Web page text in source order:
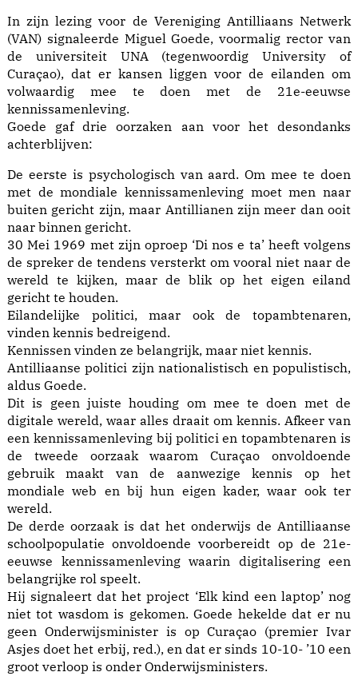
In zijn lezing voor de Vereniging Antilliaans Netwerk
(VAN) signaleerde Miguel Goede, voormalig rector van
de universiteit UNA (tegenwoordig University of
Curaçao), dat er kansen liggen voor de eilanden om
volwaardig mee te doen met de 21e-eeuwse
kennissamenleving.
Goede gaf drie oorzaken aan voor het desondanks
achterblijven:
De eerste is psychologisch van aard. Om mee te doen
met de mondiale kennissamenleving moet men naar
buiten gericht zijn, maar Antillianen zijn meer dan ooit
naar binnen gericht.
30 Mei 1969 met zijn oproep ‘Di nos e ta’ heeft volgens
de spreker de tendens versterkt om vooral niet naar de
wereld te kijken, maar de blik op het eigen eiland
gericht te houden.
Eilandelijke politici, maar ook de topambtenaren,
vinden kennis bedreigend.
Kennissen vinden ze belangrijk, maar niet kennis.
Antilliaanse politici zijn nationalistisch en populistisch,
aldus Goede.
Dit is geen juiste houding om mee te doen met de
digitale wereld, waar alles draait om kennis. Afkeer van
een kennissamenleving bij politici en topambtenaren is
de tweede oorzaak waarom Curaçao onvoldoende
gebruik maakt van de aanwezige kennis op het
mondiale web en bij hun eigen kader, waar ook ter
wereld.
De derde oorzaak is dat het onderwijs de Antilliaanse
schoolpopulatie onvoldoende voorbereidt op de 21e-
eeuwse kennissamenleving waarin digitalisering een
belangrijke rol speelt.
Hij signaleert dat het project ‘Elk kind een laptop’ nog
niet tot wasdom is gekomen. Goede hekelde dat er nu
geen Onderwijsminister is op Curaçao (premier Ivar
Asjes doet het erbij, red.), en dat er sinds 10-10- ’10 een
groot verloop is onder Onderwijsministers.